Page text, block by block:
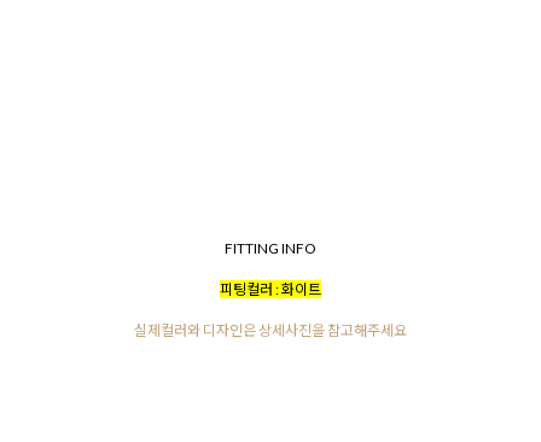
FITTING INFO
피팅컬러 : 화이트
실제컬러와 디자인은 상세사진을 참고해주세요